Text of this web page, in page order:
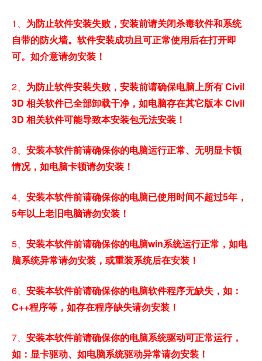
1、 为防止软件安装失败，安装前请关闭杀毒软件和系统
自带的防火墙。软件安装成功且可正常使用后在打开即
可。如介意请勿安装！
2、 为防止软件安装失败，安装前请确保电脑上所有 Civil
3D 相关软件已全部卸载干净，如电脑存在其它版本 Civil
3D 相关软件可能导致本安装包无法安装！
3、 安装本软件前请确保你的电脑运行正常、无明显卡顿
情况，如电脑卡顿请勿安装！
4、 安装本软件前请确保你的电脑已使用时间不超过5年，
5年以上老旧电脑请勿安装！
5、 安装本软件前请确保你的电脑win系统运行正常，如电
脑系统异常请勿安装，或重装系统后在安装！
6、 安装本软件前请确保你的电脑软件程序无缺失，如：
C++程序等，如存在程序缺失请勿安装！
7、 安装本软件前请确保你的电脑系统驱动可正常运行，
如：显卡驱动、如电脑系统驱动异常请勿安装！